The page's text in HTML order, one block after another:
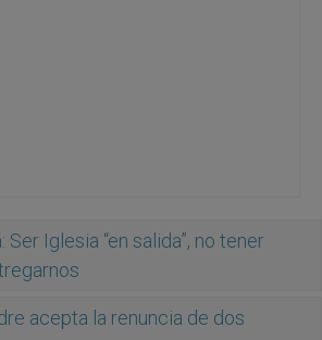
Ser Iglesia “en salida”, no tener
acepta la renuncia de dos